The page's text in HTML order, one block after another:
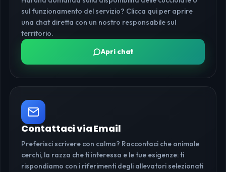
sul funzionamento del servizio? Clicca qui per aprire
una chat diretta con un nostro responsabile sul
territorio.
Apri chat
Contattaci via Email
Preferisci scrivere con calma? Raccontaci che animale
cerchi, la razza che ti interessa e le tue esigenze: ti
rispondiamo con i riferimenti degli allevatori selezionati